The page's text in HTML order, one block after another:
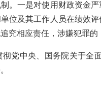
一是对使用财政资金严
位及其工作人员在绩效
究相应责任，涉嫌犯罪
中央、国务院关于全